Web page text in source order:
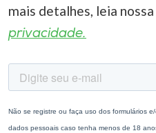
mais detalhes, leia nossa
privacidade.